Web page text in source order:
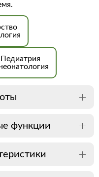
Педиатрия
функции